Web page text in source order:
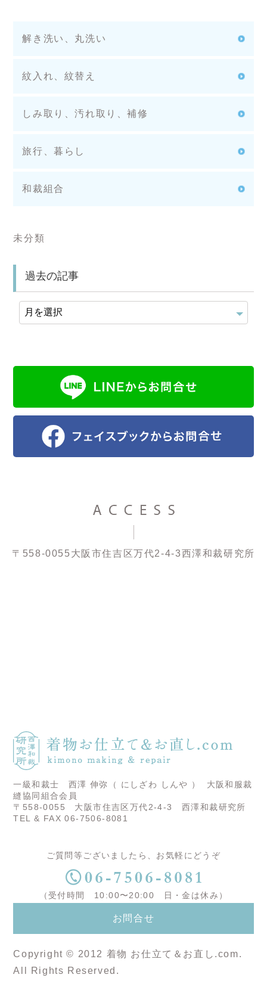
解き洗い、丸洗い
紋入れ、紋替え
しみ取り、汚れ取り、補修
旅行、暮らし
和裁組合
未分類
過去の記事
〒558-0055大阪市住吉区万代2-4-3西澤和裁研究所
一級和裁士 西澤 伸弥（ にしざわ しんや ）
大阪和服裁
縫協同組合会員
〒558-0055 大阪市住吉区万代2-4-3 西澤和裁研究所
TEL & FAX 06-7506-8081
ご質問等ございましたら、お気軽にどうぞ
（受付時間 10:00〜20:00 日・金は休み）
お問合せ
Copyright © 2012 着物 お仕立て＆お直し.com.
All Rights Reserved.